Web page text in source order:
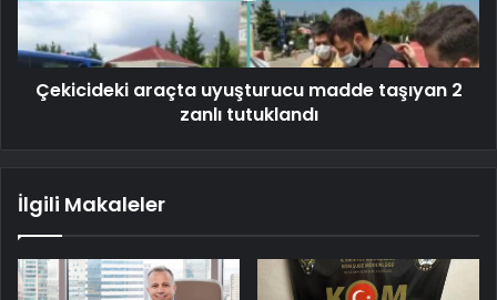
Çekicideki araçta uyuşturucu madde taşıyan 2
zanlı tutuklandı
İlgili Makaleler